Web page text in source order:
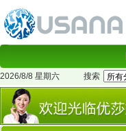
2026/8/8 星期六 搜索